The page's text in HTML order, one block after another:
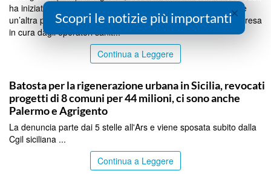
ha iniziato a danneggiare alcune strutture del presidio, mentre
un’altra persona, anch’essa in stato di alterazione, era stata presa
in cura dagli operatori sanit...
Continua a Leggere
Batosta per la rigenerazione urbana in Sicilia, revocati
progetti di 8 comuni per 44 milioni, ci sono anche
Palermo e Agrigento
La denuncia parte dai 5 stelle all'Ars e viene sposata subito dalla
Cgil siciliana ...
Continua a Leggere
×
Scopri le notizie più importanti